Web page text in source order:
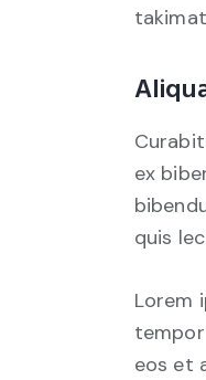
ex
quis
Lorem
eos et